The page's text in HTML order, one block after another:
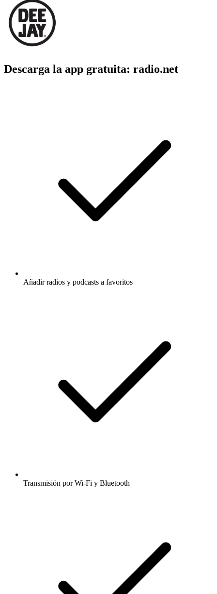
Descarga la app gratuita: radio.net
Añadir radios y podcasts a favoritos
Transmisión por Wi-Fi y Bluetooth